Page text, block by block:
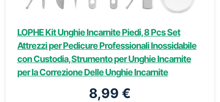
LOPHE Kit Unghie Incarnite Piedi, 8 Pcs Set
Attrezzi per Pedicure Professionali Inossidabile
con Custodia, Strumento per Unghie Incarnite
per la Correzione Delle Unghie Incarnite
8,99 €